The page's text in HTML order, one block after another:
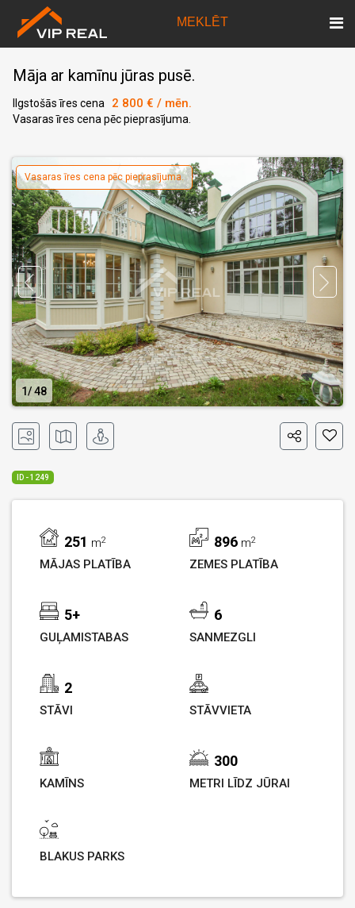
MEKLĒT
Māja ar kamīnu jūras pusē.
Ilgstošās īres cena 2 800 € / mēn.
Vasaras īres cena pēc pieprasījuma.
Vasaras īres cena pēc pieprasījuma.
1 48
ID - 1249
251 m2
MĀJAS PLATĪBA
896 m2
ZEMES PLATĪBA
5+
GUĻAMISTABAS
6
SANMEZGLI
2
STĀVI STĀVVIETA
KAMĪNS
300
METRI LĪDZ JŪRAI
BLAKUS PARKS